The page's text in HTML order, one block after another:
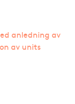
anledning av
av units